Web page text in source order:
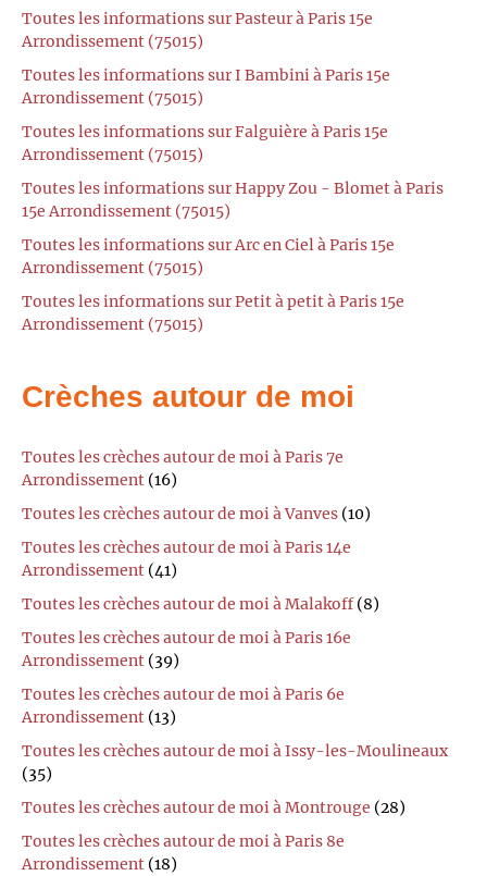
Toutes les informations sur Pasteur à Paris 15e
Arrondissement (75015)
Toutes les informations sur I Bambini à Paris 15e
Arrondissement (75015)
Toutes les informations sur Falguière à Paris 15e
Arrondissement (75015)
Toutes les informations sur Happy Zou - Blomet à Paris
15e Arrondissement (75015)
Toutes les informations sur Arc en Ciel à Paris 15e
Arrondissement (75015)
Toutes les informations sur Petit à petit à Paris 15e
Arrondissement (75015)
Crèches autour de moi
Toutes les crèches autour de moi à Paris 7e
Arrondissement (16)
Toutes les crèches autour de moi à Vanves (10)
Toutes les crèches autour de moi à Paris 14e
Arrondissement (41)
Toutes les crèches autour de moi à Malakoff(8)
Toutes les crèches autour de moi à Paris 16e
Arrondissement (39)
Toutes les crèches autour de moi à Paris 6e
Arrondissement (13)
Toutes les crèches autour de moi à Issy-les-Moulineaux
(35)
Toutes les crèches autour de moi à Montrouge (28)
Toutes les crèches autour de moi à Paris 8e
Arrondissement (18)